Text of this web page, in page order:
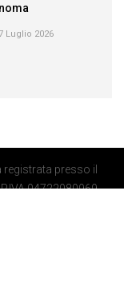
Luglio 2026
registrata presso il
04722080969 -